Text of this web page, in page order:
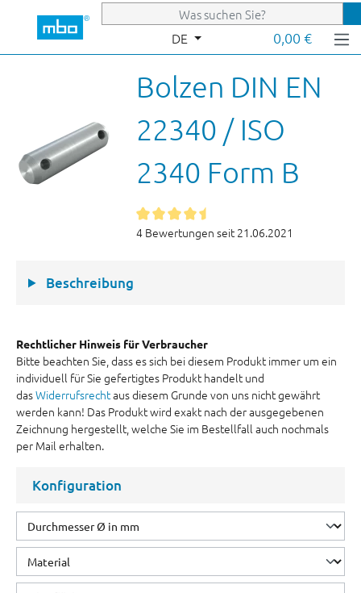
Zum Hauptinhalt springen
DE 0,00 €
Bolzen DIN EN
22340 / ISO
2340 Form B
4 Bewertungen seit 21.06.2021
Beschreibung
Rechtlicher Hinweis für Verbraucher
Bitte beachten Sie, dass es sich bei diesem Produkt immer um ein
individuell für Sie gefertigtes Produkt handelt und
dasWiderrufsrechtaus diesem Grunde von uns nicht gewährt
werden kann! Das Produkt wird exakt nach der ausgegebenen
Zeichnung hergestellt, welche Sie im Bestellfall auch nochmals
per Mail erhalten.
Konfiguration